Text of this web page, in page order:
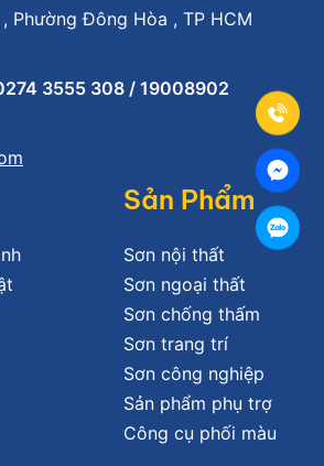
Phường Đông Hòa , TP HCM
3555 308 / 19008902
Sản Phẩm
Sơn nội thất
Sơn ngoại thất
Sơn chống thấm
Sơn trang trí
Sơn công nghiệp
Sản phẩm phụ trợ
Công cụ phối màu